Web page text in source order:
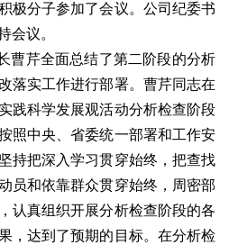
极分子参加了会议。公司纪委书
会议。
芹全面总结了第二阶段的分析
落实工作进行部署。曹芹同志在
践科学发展观活动分析检查阶段
照中央、省委统一部署和工作安
持把深入学习贯穿始终，把查找
员和依靠群众贯穿始终，周密部
认真组织开展分析检查阶段的各
，达到了预期的目标。在分析检